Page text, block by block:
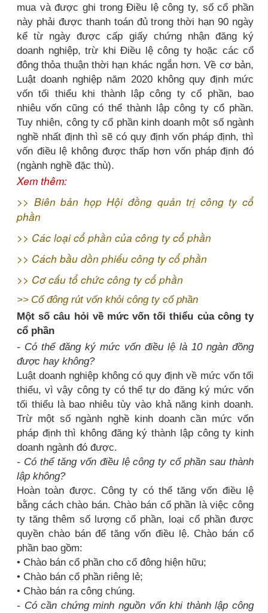
mua và được ghi trong Điều lệ công ty, số cổ phần
này phải được thanh toán đủ trong thời hạn 90 ngày
kể từ ngày được cấp giấy chứng nhận đăng ký
doanh nghiệp, trừ khi Điều lệ công ty hoặc các cổ
đông thỏa thuận thời hạn khác ngắn hơn. Về cơ bản,
Luật doanh nghiệp năm 2020 không quy định mức
vốn tối thiểu khi thành lập công ty cổ phần, bao
nhiêu vốn cũng có thể thành lập công ty cổ phần.
Tuy nhiên, công ty cổ phần kinh doanh một số ngành
nghề nhất định thì sẽ có quy định vốn pháp định, thì
vốn điều lệ không được thấp hơn vốn pháp định đó
(ngành nghề đặc thù).
Xem thêm:
>> Biên bản họp Hội đồng quản trị công ty cổ
phần
>> Các loại cổ phần của công ty cổ phần
>> Cách bầu dồn phiếu công ty cổ phần
>> Cơ cấu tổ chức công ty cổ phần
>> Cổ đông rút vốn khỏi công ty cổ phần
Một số câu hỏi về mức vốn tối thiểu của công ty
cổ phần
- Có thể đăng ký mức vốn điều lệ là 10 ngàn đồng
được hay không?
Luật doanh nghiệp không có quy định về mức vốn tối
thiểu, vì vậy công ty có thể tự do đăng ký mức vốn
tối thiểu là bao nhiêu tùy vào khả năng kinh doanh.
Trừ một số ngành nghề kinh doanh cần mức vốn
pháp định thì không đăng ký thành lập công ty kinh
doanh ngành đó được.
- Có thể tăng vốn điều lệ công ty cổ phần sau thành
lập không?
Hoàn toàn được. Công ty có thể tăng vốn điều lệ
bằng cách chào bán. Chào bán cổ phần là việc công
ty tăng thêm số lượng cổ phần, loại cổ phần được
quyền chào bán để tăng vốn điều lệ. Chào bán cổ
phần bao gồm:
• Chào bán cổ phần cho cổ đông hiện hữu;
• Chào bán cổ phần riêng lẻ;
• Chào bán ra công chúng.
- Có cần chứng minh nguồn vốn khi thành lập công